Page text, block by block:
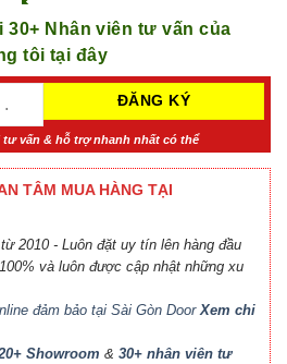
30+ Nhân viên tư vấn của
tôi tại đây
vấn & hỗ trợ nhanh nhất có thể
TÂM MUA HÀNG TẠI
2010 - Luôn đặt uy tín lên hàng đầu
và luôn được cập nhật những xu
đảm bảo tại Sài Gòn DoorXem chi
Showroom & 30+ nhân viên tư